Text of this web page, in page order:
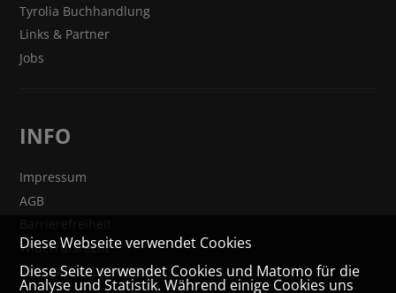
Tyrolia Buchhandlung
Links & Partner
Jobs
INFO
Impressum
AGB
Widerrufsrecht
VERTRAG WIDERRUFEN
Diese Webseite verwendet Cookies
Diese Seite verwendet Cookies und Matomo für die
Analyse und Statistik. Während einige Cookies uns